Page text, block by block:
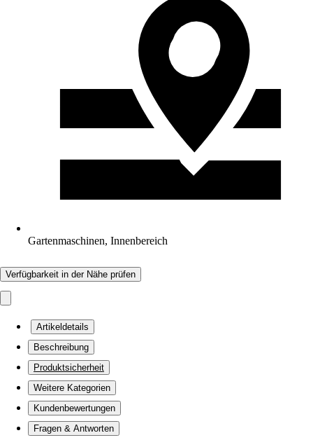
Gartenmaschinen, Innenbereich
Verfügbarkeit in der Nähe prüfen
Artikeldetails
Beschreibung
Produktsicherheit
Weitere Kategorien
Kundenbewertungen
Fragen & Antworten